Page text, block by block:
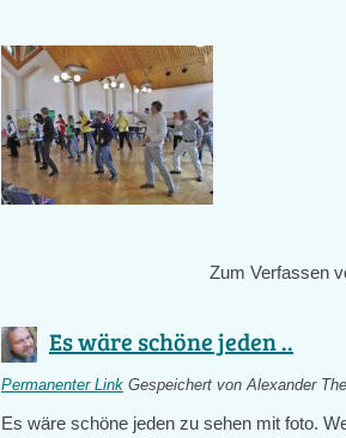
Zum Verfassen
Es wäre schöne jeden ..
Permanenter Link Gespeichert vonAlexander
Es wäre schöne jeden zu sehen mit foto.